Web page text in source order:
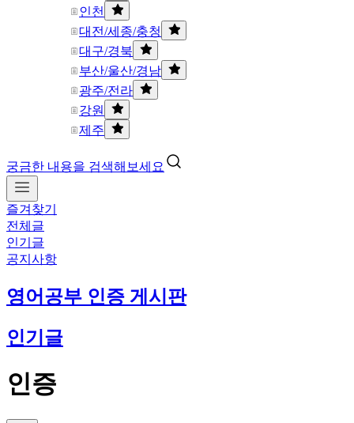
인천
대전/세종/충청
대구/경북
부산/울산/경남
광주/전라
강원
제주
궁금한 내용을 검색해보세요
즐겨찾기
전체글
인기글
공지사항
영어공부 인증 게시판
인기글
인증